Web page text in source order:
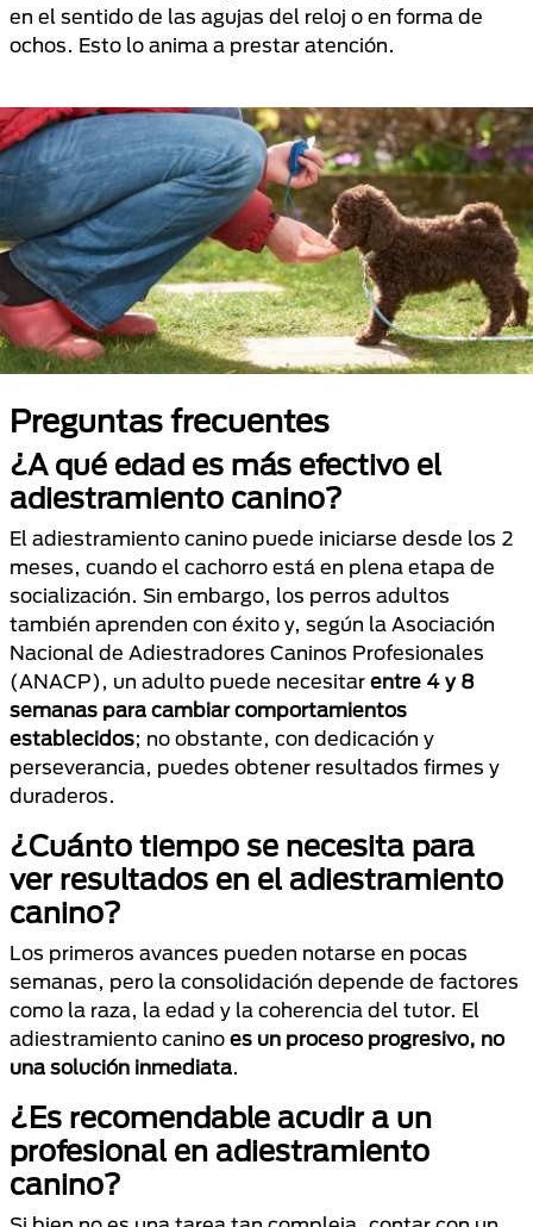
en el sentido de las agujas del reloj o en forma de
ochos. Esto lo anima a prestar atención.
Preguntas frecuentes
¿A qué edad es más efectivo el
adiestramiento canino?
El adiestramiento canino puede iniciarse desde los 2
meses, cuando el cachorro está en plena etapa de
socialización. Sin embargo, los perros adultos
también aprenden con éxito y, según la Asociación
Nacional de Adiestradores Caninos Profesionales
(ANACP), un adulto puede necesitar entre 4 y 8
semanas para cambiar comportamientos
establecidos; no obstante, con dedicación y
perseverancia, puedes obtener resultados firmes y
duraderos.
¿Cuánto tiempo se necesita para
ver resultados en el adiestramiento
canino?
Los primeros avances pueden notarse en pocas
semanas, pero la consolidación depende de factores
como la raza, la edad y la coherencia del tutor. El
adiestramiento canino es un proceso progresivo, no
una solución inmediata
¿Es recomendable acudir a un
profesional en adiestramiento
canino?